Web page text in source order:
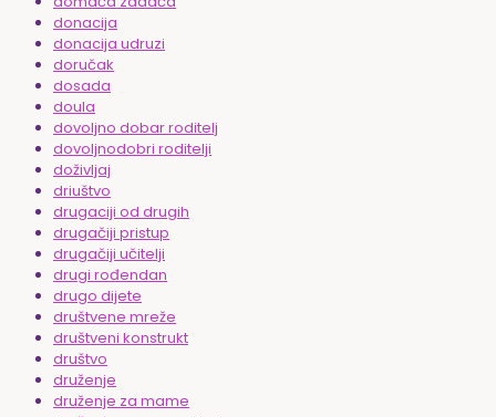
donacija
donacija udruzi
doručak
dosada
doula
dovoljno dobar roditelj
dovoljnodobri roditelji
doživljaj
driuštvo
drugaciji od drugih
drugačiji pristup
drugačiji učitelji
drugi rođendan
drugo dijete
društvene mreže
društveni konstrukt
društvo
druženje
druženje za mame